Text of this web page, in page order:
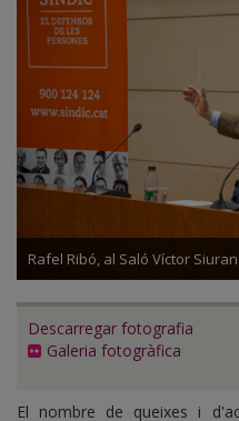
Rafel Ribó, al Saló Víctor
Descarregar fotografia
Galeria fotogràfica
El nombre de queixes i